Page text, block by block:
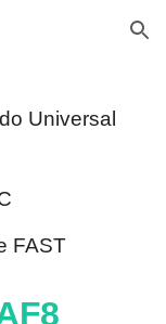
Skip to navigation
Universal
FAST